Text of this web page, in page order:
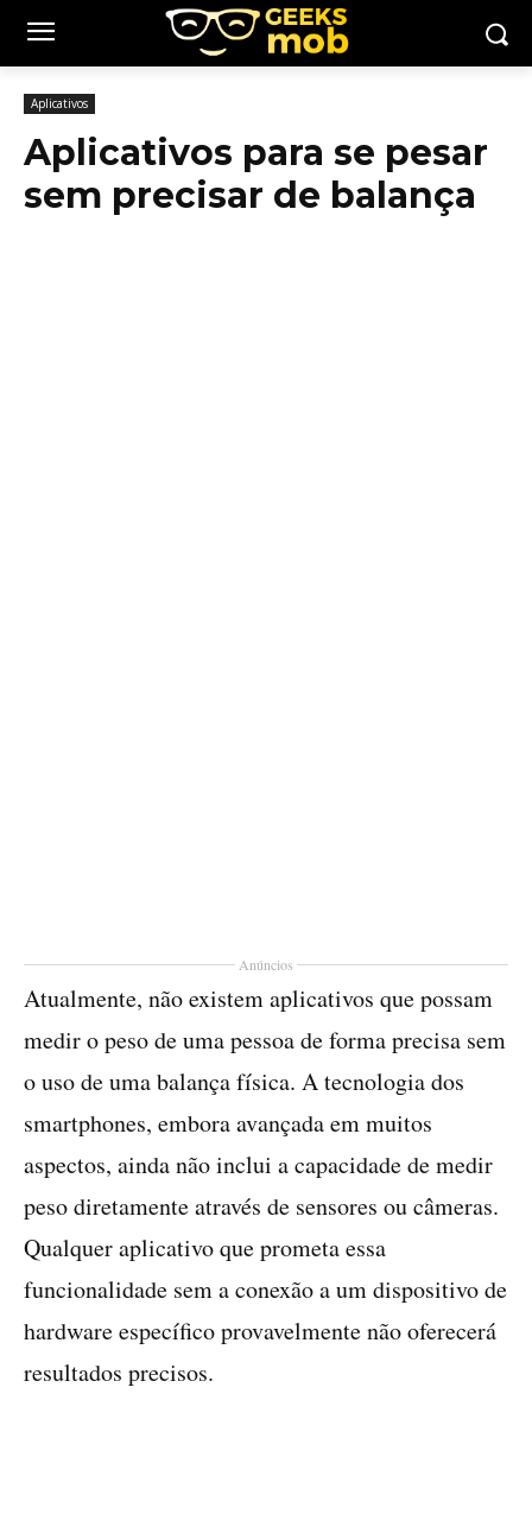
Aplicativos
Aplicativos para se pesar
sem precisar de balança
Anúncios
Atualmente, não existem aplicativos que possam
medir o peso de uma pessoa de forma precisa sem
o uso de uma balança física. A tecnologia dos
smartphones, embora avançada em muitos
aspectos, ainda não inclui a capacidade de medir
peso diretamente através de sensores ou câmeras.
Qualquer aplicativo que prometa essa
funcionalidade sem a conexão a um dispositivo de
hardware específico provavelmente não oferecerá
resultados precisos.